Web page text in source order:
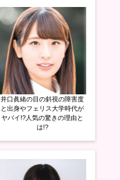
井口眞緒の目の斜視の障害度
と出身やフェリス大学時代が
ヤバイ!?人気の驚きの理由と
は!?